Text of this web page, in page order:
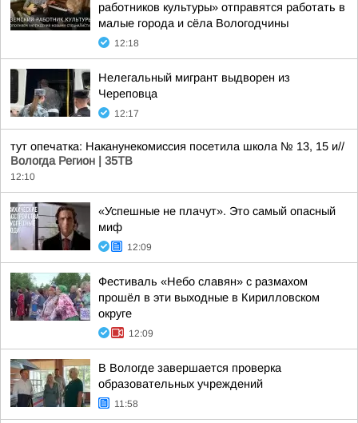
работников культуры» отправятся работать в
малые города и сёла Вологодчины
12:18
Нелегальный мигрант выдворен из
Череповца
12:17
тут опечатка: Наканунекомиссия посетила школа № 13, 15 и//
Вологда Регион | 35ТВ
12:10
«Успешные не плачут». Это самый опасный
миф
12:09
Фестиваль «Небо славян» с размахом
прошёл в эти выходные в Кирилловском
округе
12:09
В Вологде завершается проверка
образовательных учреждений
11:58